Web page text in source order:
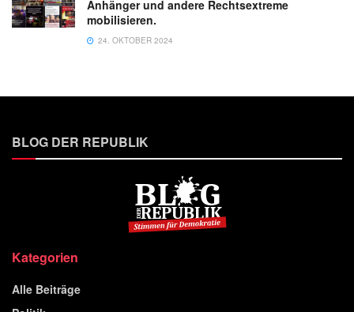
Anhänger und andere Rechtsextreme
mobilisieren.
24. OKTOBER 2024
BLOG DER REPUBLIK
Kategorien
Alle Beiträge